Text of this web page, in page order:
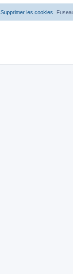
Supprimer les cookies